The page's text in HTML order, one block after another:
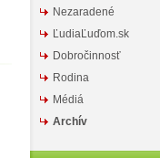
Nezaradené
ĽudiaĽuďom.sk
Dobročinnosť
Rodina
Médiá
Archív